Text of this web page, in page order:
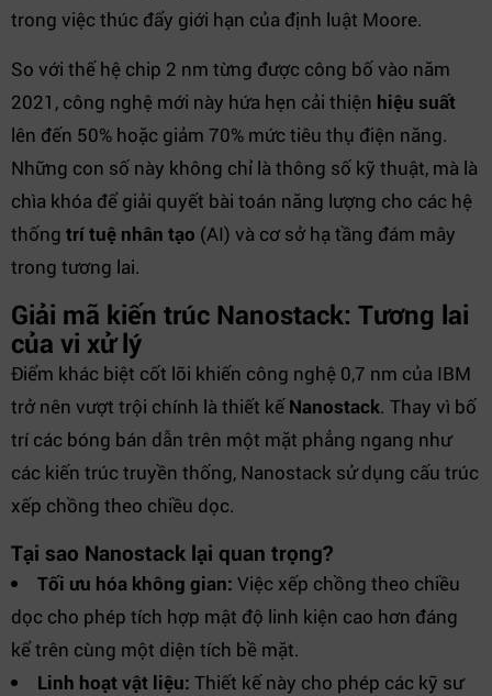
trong việc thúc đẩy giới hạn của định luật Moore.
So với thế hệ chip 2 nm từng được công bố vào năm
2021, công nghệ mới này hứa hẹn cải thiện hiệu suất
lên đến 50% hoặc giảm 70% mức tiêu thụ điện năng.
Những con số này không chỉ là thông số kỹ thuật, mà là
chìa khóa để giải quyết bài toán năng lượng cho các hệ
thống trí tuệ nhân tạo (AI) và cơ sở hạ tầng đám mây
trong tương lai.
Giải mã kiến trúc Nanostack: Tương lai
của vi xử lý
Điểm khác biệt cốt lõi khiến công nghệ 0,7 nm của IBM
trở nên vượt trội chính là thiết kếNanostack. Thay vì bố
trí các bóng bán dẫn trên một mặt phẳng ngang như
các kiến trúc truyền thống, Nanostack sử dụng cấu trúc
xếp chồng theo chiều dọc.
Tại sao Nanostack lại quan trọng?
Tối ưu hóa không gian: Việc xếp chồng theo chiều
dọc cho phép tích hợp mật độ linh kiện cao hơn đáng
kể trên cùng một diện tích bề mặt.
Linh hoạt vật liệu: Thiết kế này cho phép các kỹ sư